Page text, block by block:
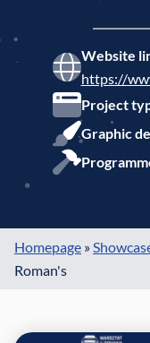
Website
https://
Project
Graphic
Homepage »
Roman's